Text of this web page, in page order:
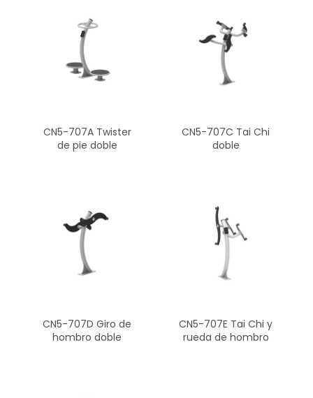
CN5-707A Twister
de pie doble
CN5-707C Tai Chi
doble
CN5-707D Giro de
hombro doble
CN5-707E Tai Chi y
rueda de hombro